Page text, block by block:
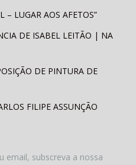
– LUGAR AOS AFETOS”
DE ISABEL LEITÃO | NA
DE PINTURA DE
FILIPE ASSUNÇÃO
email, subscreva a nossa